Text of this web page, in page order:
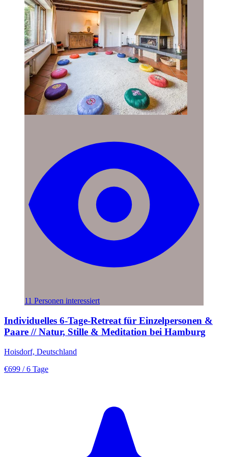
11 Personen interessiert
Individuelles 6-Tage-Retreat für Einzelpersonen &
Paare // Natur, Stille & Meditation bei Hamburg
Hoisdorf, Deutschland
€699 / 6 Tage